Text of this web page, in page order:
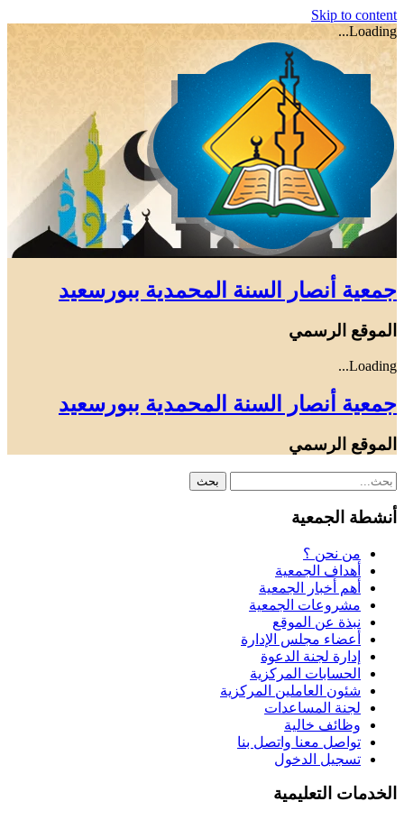
Skip to content
Loading...
جمعية أنصار السنة المحمدية ببورسعيد
الموقع الرسمي
Loading...
جمعية أنصار السنة المحمدية ببورسعيد
الموقع الرسمي
أنشطة الجمعية
من نحن ؟
أهداف الجمعية
أهم أخبار الجمعية
مشروعات الجمعية
نبذة عن الموقع
أعضاء مجلس الإدارة
إدارة لجنة الدعوة
الحسابات المركزية
شئون العاملين المركزية
لجنة المساعدات
وظائف خالية
تواصل معنا واتصل بنا
تسجيل الدخول
الخدمات التعليمية